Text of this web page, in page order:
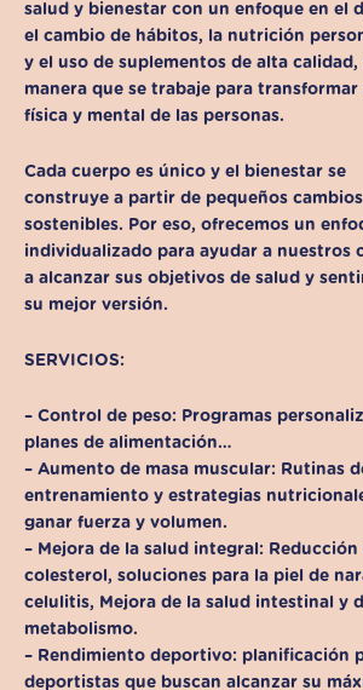
salud y bienestar con un enfoque en el
el cambio de hábitos, la nutrición
y el uso de suplementos de alta calidad,
manera que se trabaje para transformar
física y mental de las personas.
Cada cuerpo es único y el bienestar se
construye a partir de pequeños cambios
sostenibles. Por eso, ofrecemos un
individualizado para ayudar a nuestros
a alcanzar sus objetivos de salud y
su mejor versión.
SERVICIOS:
– Control de peso: Programas
planes de alimentación…
– Aumento de masa muscular: Rutinas
entrenamiento y estrategias
ganar fuerza y volumen.
– Mejora de la salud integral: Reducción
colesterol, soluciones para la piel de
celulitis, Mejora de la salud intestinal y
metabolismo.
– Rendimiento deportivo: planificación
deportistas que buscan alcanzar su